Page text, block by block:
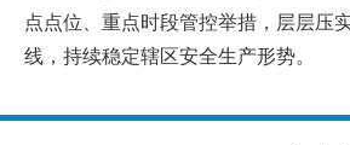
点点位、重点时段管控举措，层层压
线，持续稳定辖区安全生产形势。